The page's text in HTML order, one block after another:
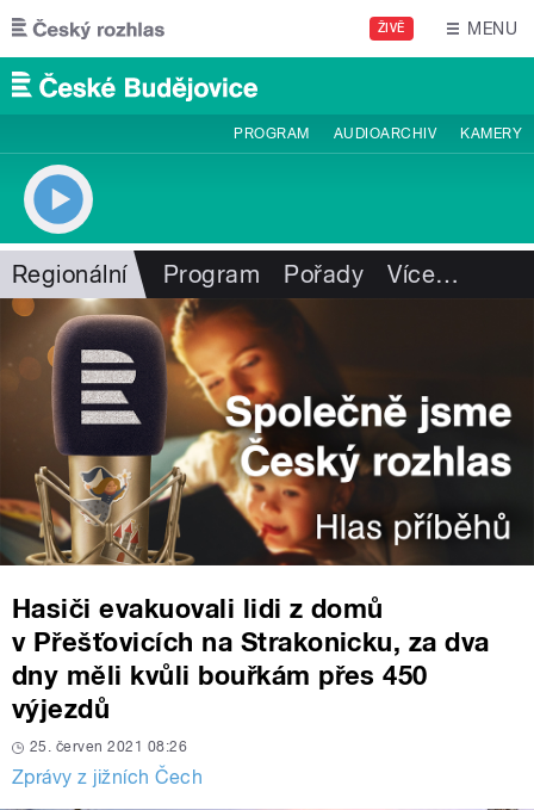
Přejít k hlavnímu obsahu
ŽIVĚ MENU
PROGRAM AUDIOARCHIV KAMERY
Regionální Program Pořady Více…
Hasiči evakuovali lidi z domů
v Přešťovicích na Strakonicku, za dva
dny měli kvůli bouřkám přes 450
výjezdů
25. červen 2021 08:26
Zprávy z jižních Čech